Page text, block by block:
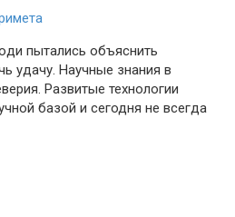
пытались объяснить
удачу. Научные знания в
Развитые технологии
базой и сегодня не всегда